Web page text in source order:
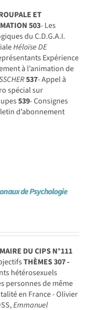
ET
503- Les
du C.D.G.A.I.
Héloïse DE
Expérience
à l’animation de
537- Appel à
spécial sur
539- Consignes
d’abonnement
de Psychologie
DU CIPS N°111
THÈMES307 -
hétérosexuels
personnes de même
en France - Olivier
Emmanuel